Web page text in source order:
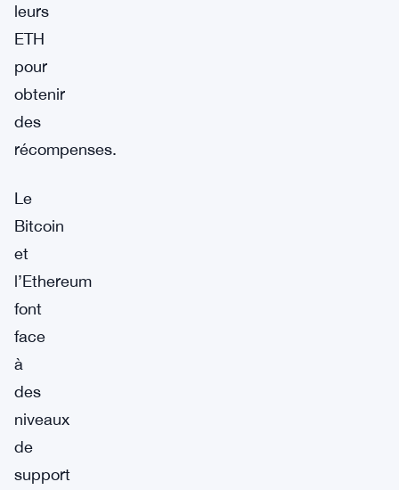
leurs
ETH
pour
obtenir
des
récompenses.
Le
Bitcoin
et
l’Ethereum
font
face
à
des
niveaux
de
support